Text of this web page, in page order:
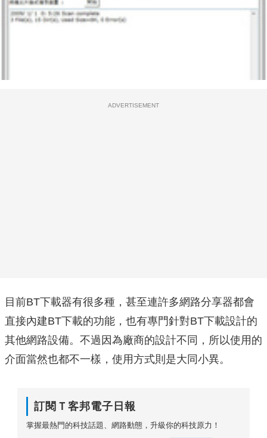
ADVERTISEMENT
目前BT下載器有很多種，甚至連許多網路分享器都會
直接內建BT下載的功能，也有專門針對BT下載設計的
其他網路設備。不過因為廠商的設計不同，所以使用的
介面當然也都不一樣，使用方式則是大同小異。
訂閱Ｔ客邦電子日報
掌握最熱門的科技話題、網路動態，升級你的科技原力！